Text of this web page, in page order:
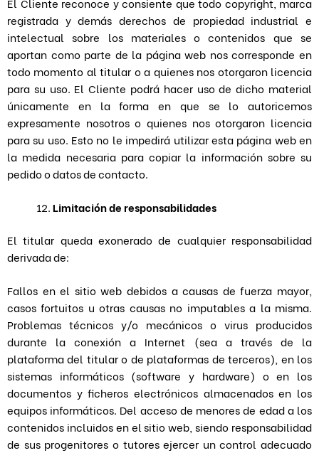
registrada y demás derechos de propiedad industrial e
intelectual sobre los materiales o contenidos que se
aportan como parte de la página web nos corresponde en
todo momento al titular o a quienes nos otorgaron licencia
para su uso. El Cliente podrá hacer uso de dicho material
únicamente en la forma en que se lo autoricemos
expresamente nosotros o quienes nos otorgaron licencia
para su uso. Esto no le impedirá utilizar esta página web en
la medida necesaria para copiar la información sobre su
pedido o datos de contacto.
Limitación de responsabilidades
El titular queda exonerado de cualquier responsabilidad
derivada de:
Fallos en el sitio web debidos a causas de fuerza mayor,
casos fortuitos u otras causas no imputables a la misma.
Problemas técnicos y/o mecánicos o virus producidos
durante la conexión a Internet (sea a través de la
plataforma del titular o de plataformas de terceros), en los
sistemas informáticos (software y hardware) o en los
documentos y ficheros electrónicos almacenados en los
equipos informáticos. Del acceso de menores de edad a los
contenidos incluidos en el sitio web, siendo responsabilidad
de sus progenitores o tutores ejercer un control adecuado